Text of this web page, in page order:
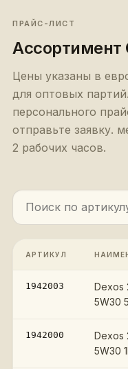
ПРАЙС-ЛИСТ
Ассортимент
Цены указаны в
для оптовых
персонального
отправьте заявку.
2 рабочих часов.
АРТИКУЛ
1942003
Dexos
5W30
1942000
Dexos
5W30